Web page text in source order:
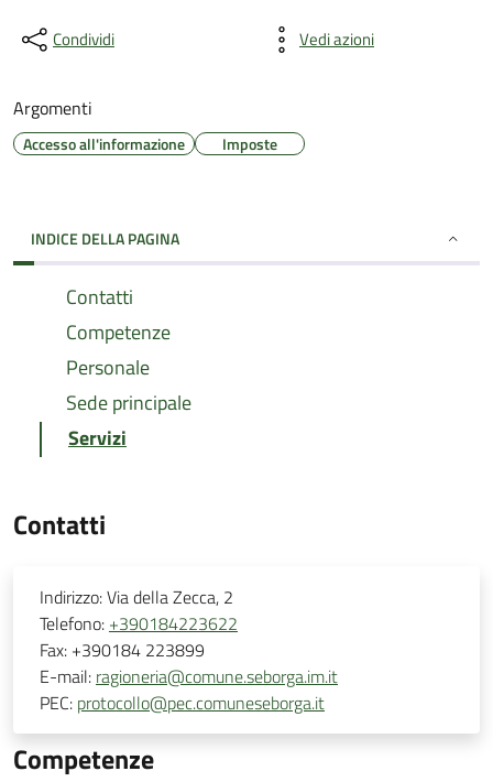
Condividi Vedi azioni
Argomenti
Accesso all'informazione Imposte
INDICE DELLA PAGINA
Contatti
Competenze
Personale
Sede principale
Servizi
Contatti
Indirizzo:Via della Zecca, 2
Telefono: +390184223622
Fax: +390184 223899
E-mail: ragioneria@comune.seborga.im.it
PEC: protocollo@pec.comuneseborga.it
Competenze